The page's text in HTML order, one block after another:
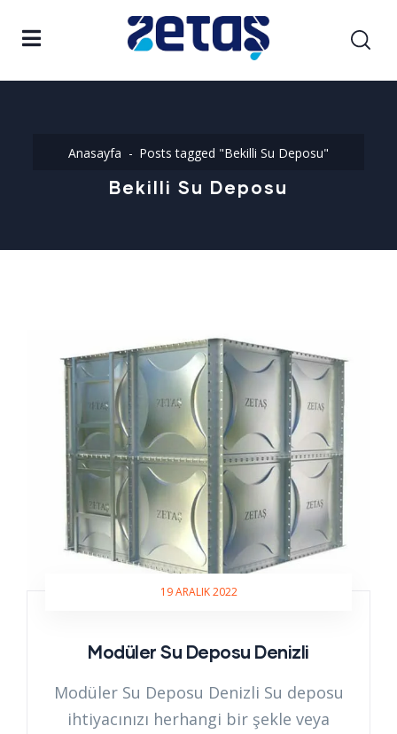
Anasayfa Posts tagged "Bekilli Su Deposu"
Bekilli Su Deposu
19 ARALIK 2022
Modüler Su Deposu Denizli
Modüler Su Deposu Denizli Su deposu
ihtiyacınızı herhangi bir şekle veya